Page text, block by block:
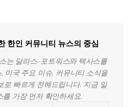
한인 커뮤니티 뉴스의 중심
는 달라스–포트워스와 텍사스를
미국 주요 이슈, 커뮤니티 소식을
로 빠르게 전해드립니다. 지금 일
를 가장 먼저 확인하세요.